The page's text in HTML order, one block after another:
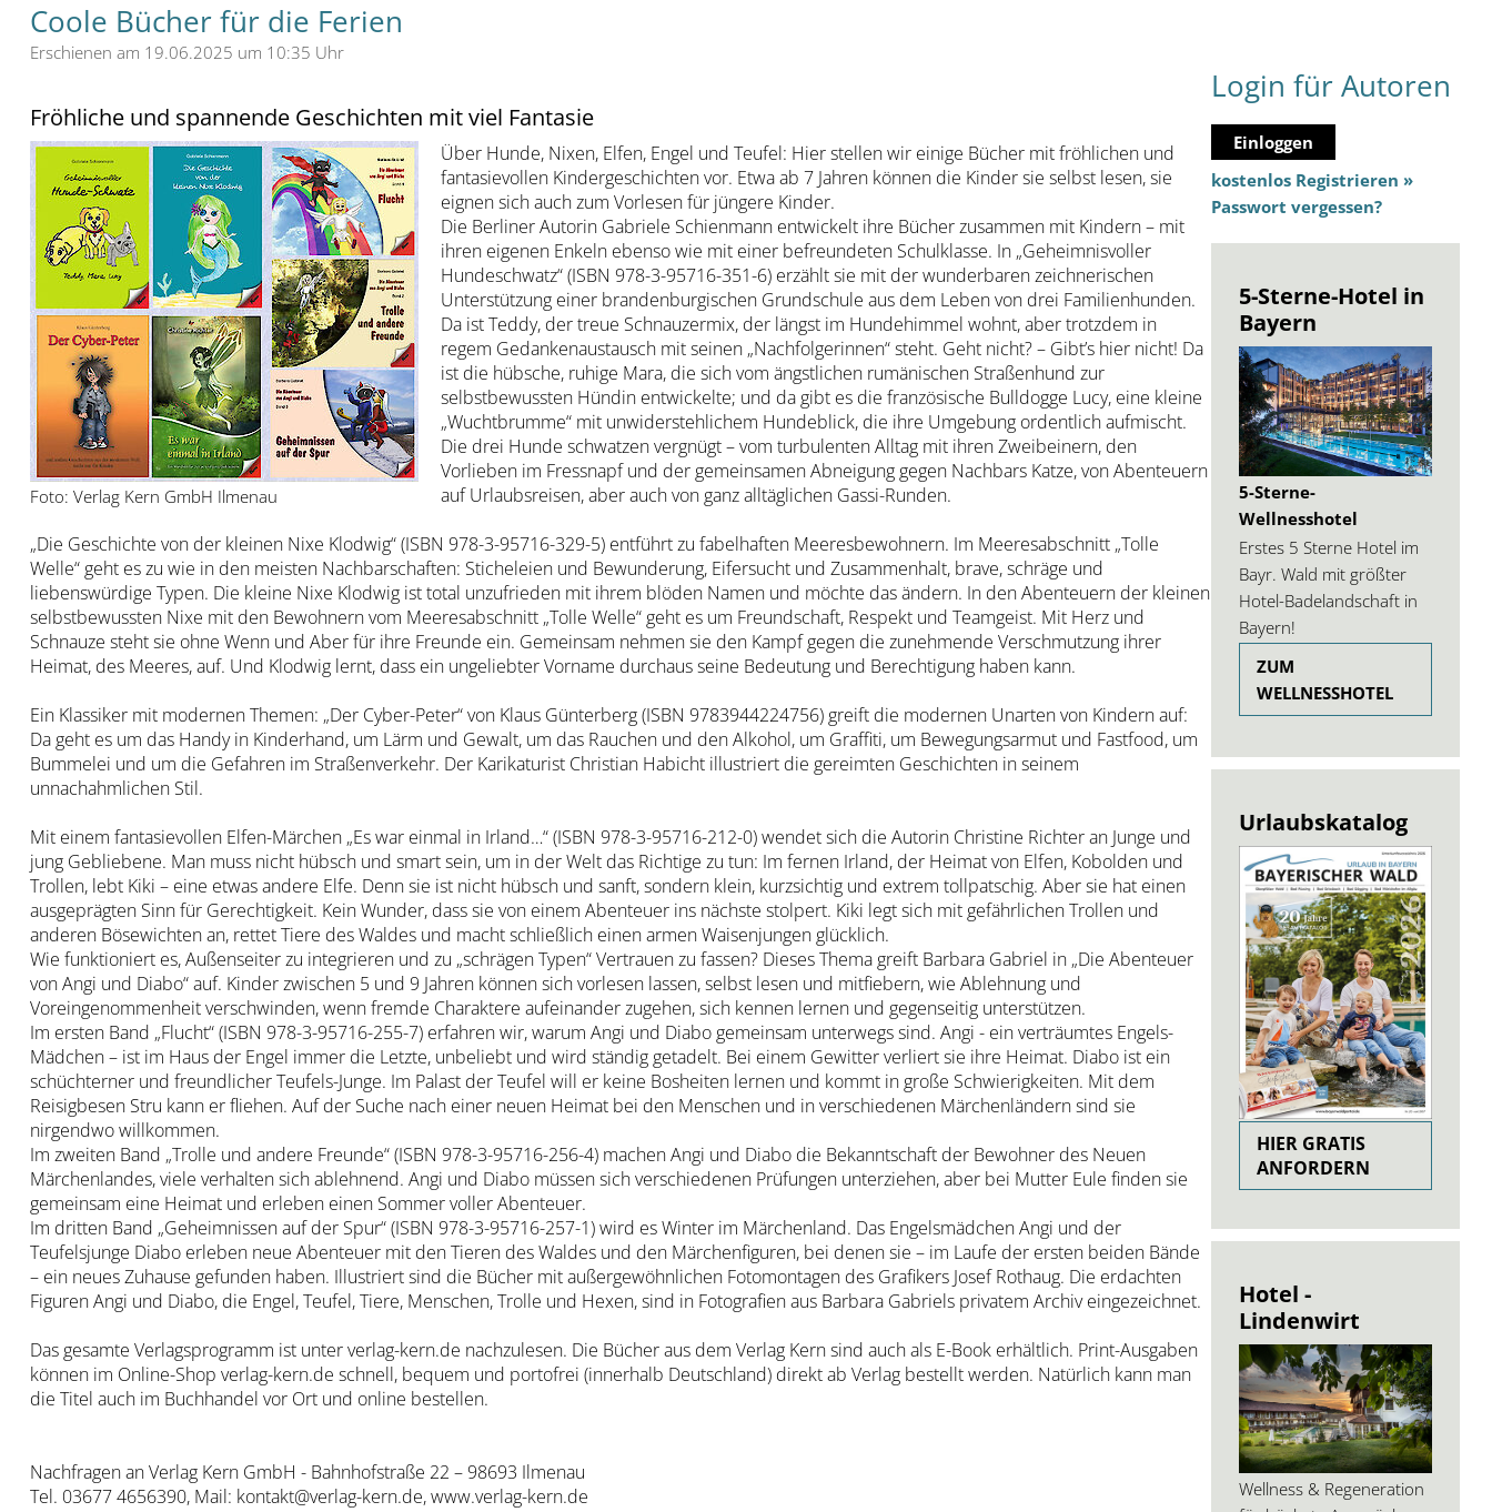
Coole Bücher für die Ferien
Erschienen am 19.06.2025 um 10:35 Uhr
Fröhliche und spannende Geschichten mit viel Fantasie
Foto: Verlag Kern GmbH Ilmenau
Über Hunde, Nixen, Elfen, Engel und Teufel: Hier stellen wir einige Bücher mit fröhlichen und
fantasievollen Kindergeschichten vor. Etwa ab 7 Jahren können die Kinder sie selbst lesen, sie
eignen sich auch zum Vorlesen für jüngere Kinder.
Die Berliner Autorin Gabriele Schienmann entwickelt ihre Bücher zusammen mit Kindern – mit
ihren eigenen Enkeln ebenso wie mit einer befreundeten Schulklasse. In „Geheimnisvoller
Hundeschwatz“ (ISBN 978-3-95716-351-6) erzählt sie mit der wunderbaren zeichnerischen
Unterstützung einer brandenburgischen Grundschule aus dem Leben von drei Familienhunden.
Da ist Teddy, der treue Schnauzermix, der längst im Hundehimmel wohnt, aber trotzdem in
regem Gedankenaustausch mit seinen „Nachfolgerinnen“ steht. Geht nicht? – Gibt’s hier nicht! Da
ist die hübsche, ruhige Mara, die sich vom ängstlichen rumänischen Straßenhund zur
selbstbewussten Hündin entwickelte; und da gibt es die französische Bulldogge Lucy, eine kleine
„Wuchtbrumme“ mit unwiderstehlichem Hundeblick, die ihre Umgebung ordentlich aufmischt.
Die drei Hunde schwatzen vergnügt – vom turbulenten Alltag mit ihren Zweibeinern, den
Vorlieben im Fressnapf und der gemeinsamen Abneigung gegen Nachbars Katze, von Abenteuern
auf Urlaubsreisen, aber auch von ganz alltäglichen Gassi-Runden.
„Die Geschichte von der kleinen Nixe Klodwig“ (ISBN 978-3-95716-329-5) entführt zu fabelhaften Meeresbewohnern. Im Meeresabschnitt „Tolle
Welle“ geht es zu wie in den meisten Nachbarschaften: Sticheleien und Bewunderung, Eifersucht und Zusammenhalt, brave, schräge und
liebenswürdige Typen. Die kleine Nixe Klodwig ist total unzufrieden mit ihrem blöden Namen und möchte das ändern. In den Abenteuern der kleinen
selbstbewussten Nixe mit den Bewohnern vom Meeresabschnitt „Tolle Welle“ geht es um Freundschaft, Respekt und Teamgeist. Mit Herz und
Schnauze steht sie ohne Wenn und Aber für ihre Freunde ein. Gemeinsam nehmen sie den Kampf gegen die zunehmende Verschmutzung ihrer
Heimat, des Meeres, auf. Und Klodwig lernt, dass ein ungeliebter Vorname durchaus seine Bedeutung und Berechtigung haben kann.
Ein Klassiker mit modernen Themen: „Der Cyber-Peter“ von Klaus Günterberg (ISBN 9783944224756) greift die modernen Unarten von Kindern auf:
Da geht es um das Handy in Kinderhand, um Lärm und Gewalt, um das Rauchen und den Alkohol, um Graffiti, um Bewegungsarmut und Fastfood, um
Bummelei und um die Gefahren im Straßenverkehr. Der Karikaturist Christian Habicht illustriert die gereimten Geschichten in seinem
unnachahmlichen Stil.
Mit einem fantasievollen Elfen-Märchen „Es war einmal in Irland…“ (ISBN 978-3-95716-212-0) wendet sich die Autorin Christine Richter an Junge und
jung Gebliebene. Man muss nicht hübsch und smart sein, um in der Welt das Richtige zu tun: Im fernen Irland, der Heimat von Elfen, Kobolden und
Trollen, lebt Kiki – eine etwas andere Elfe. Denn sie ist nicht hübsch und sanft, sondern klein, kurzsichtig und extrem tollpatschig. Aber sie hat einen
ausgeprägten Sinn für Gerechtigkeit. Kein Wunder, dass sie von einem Abenteuer ins nächste stolpert. Kiki legt sich mit gefährlichen Trollen und
anderen Bösewichten an, rettet Tiere des Waldes und macht schließlich einen armen Waisenjungen glücklich.
Wie funktioniert es, Außenseiter zu integrieren und zu „schrägen Typen“ Vertrauen zu fassen? Dieses Thema greift Barbara Gabriel in „Die Abenteuer
von Angi und Diabo“ auf. Kinder zwischen 5 und 9 Jahren können sich vorlesen lassen, selbst lesen und mitfiebern, wie Ablehnung und
Voreingenommenheit verschwinden, wenn fremde Charaktere aufeinander zugehen, sich kennen lernen und gegenseitig unterstützen.
Im ersten Band „Flucht“ (ISBN 978-3-95716-255-7) erfahren wir, warum Angi und Diabo gemeinsam unterwegs sind. Angi - ein verträumtes Engels-
Mädchen – ist im Haus der Engel immer die Letzte, unbeliebt und wird ständig getadelt. Bei einem Gewitter verliert sie ihre Heimat. Diabo ist ein
schüchterner und freundlicher Teufels-Junge. Im Palast der Teufel will er keine Bosheiten lernen und kommt in große Schwierigkeiten. Mit dem
Reisigbesen Stru kann er fliehen. Auf der Suche nach einer neuen Heimat bei den Menschen und in verschiedenen Märchenländern sind sie
nirgendwo willkommen.
Im zweiten Band „Trolle und andere Freunde“ (ISBN 978-3-95716-256-4) machen Angi und Diabo die Bekanntschaft der Bewohner des Neuen
Märchenlandes, viele verhalten sich ablehnend. Angi und Diabo müssen sich verschiedenen Prüfungen unterziehen, aber bei Mutter Eule finden sie
gemeinsam eine Heimat und erleben einen Sommer voller Abenteuer.
Im dritten Band „Geheimnissen auf der Spur“ (ISBN 978-3-95716-257-1) wird es Winter im Märchenland. Das Engelsmädchen Angi und der
Teufelsjunge Diabo erleben neue Abenteuer mit den Tieren des Waldes und den Märchenfiguren, bei denen sie – im Laufe der ersten beiden Bände
– ein neues Zuhause gefunden haben. Illustriert sind die Bücher mit außergewöhnlichen Fotomontagen des Grafikers Josef Rothaug. Die erdachten
Figuren Angi und Diabo, die Engel, Teufel, Tiere, Menschen, Trolle und Hexen, sind in Fotografien aus Barbara Gabriels privatem Archiv eingezeichnet.
Das gesamte Verlagsprogramm ist unter verlag-kern.de nachzulesen. Die Bücher aus dem Verlag Kern sind auch als E-Book erhältlich. Print-Ausgaben
können im Online-Shop verlag-kern.de schnell, bequem und portofrei (innerhalb Deutschland) direkt ab Verlag bestellt werden. Natürlich kann man
die Titel auch im Buchhandel vor Ort und online bestellen.
Nachfragen an Verlag Kern GmbH - Bahnhofstraße 22 – 98693 Ilmenau
Tel. 03677 4656390, Mail: kontakt@verlag-kern.de, www.verlag-kern.de
Login für Autoren
Einloggen
kostenlos Registrieren »
Passwort vergessen?
5-Sterne-Hotel in
Bayern
5-Sterne-
Wellnesshotel
Erstes 5 Sterne Hotel im
Bayr. Wald mit größter
Hotel-Badelandschaft in
Bayern!
ZUM
WELLNESSHOTEL
Urlaubskatalog
HIER GRATIS
ANFORDERN
Hotel -
Lindenwirt
Wellness & Regeneration